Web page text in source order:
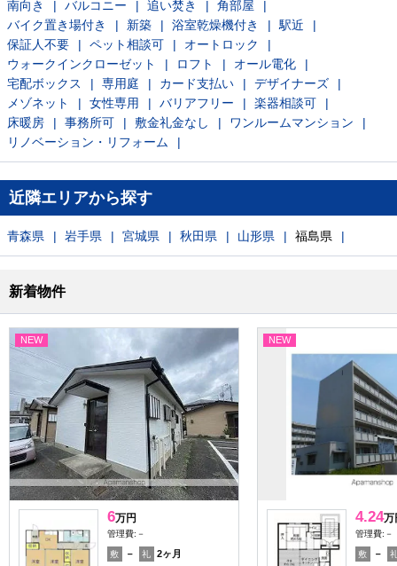
南向き
バルコニー 追い焚き
角部屋
バイク置き場付き
新築 浴室乾燥機付き
駅近
保証人不要
ペット相談可
オートロック
ウォークインクローゼット
ロフト
オール電化
宅配ボックス
専用庭 カード支払い
デザイナーズ
メゾネット
女性専用 バリアフリー
楽器相談可
床暖房
事務所可 敷金礼金なし
ワンルームマンション
リノベーション・リフォーム
近隣エリアから探す
青森県 岩手県 宮城県 秋田県 山形県 福島県
新着物件
NEW
6万円
管理費:－
敷 － 礼
2ヶ月
NEW
4.24万
管理費:－
敷 －